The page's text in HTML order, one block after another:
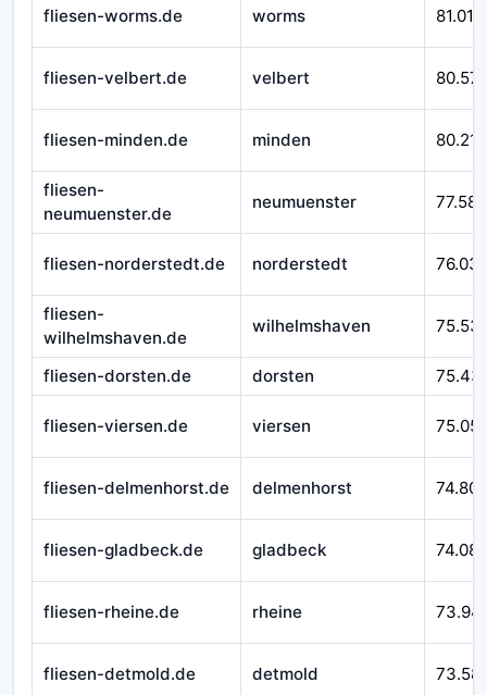
fliesen-worms.de worms 81.010
fliesen-velbert.de velbert
fliesen-minden.de minden 80.212
fliesen-
neumuenster.de
neumuenster 77.588
fliesen-norderstedt.de norderstedt
fliesen-
wilhelmshaven.de
wilhelmshaven
fliesen-dorsten.de dorsten
fliesen-viersen.de viersen
fliesen-delmenhorst.de delmenhorst
fliesen-gladbeck.de gladbeck 74.086
fliesen-rheine.de rheine
fliesen-detmold.de detmold